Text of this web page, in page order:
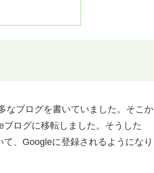
なブログを書いていました。そこか
ログに移転しました。そうした
、Googleに登録されるようになり